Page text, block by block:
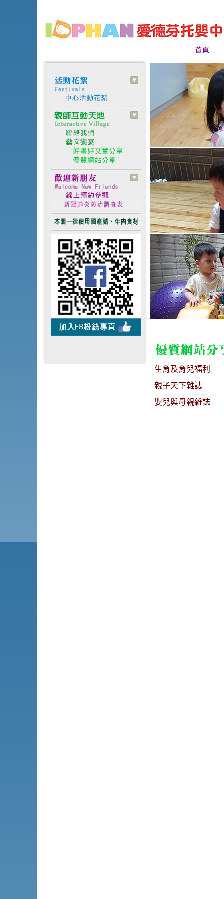
生育及育兒福利
親子天下雜誌
嬰兒與母親雜誌